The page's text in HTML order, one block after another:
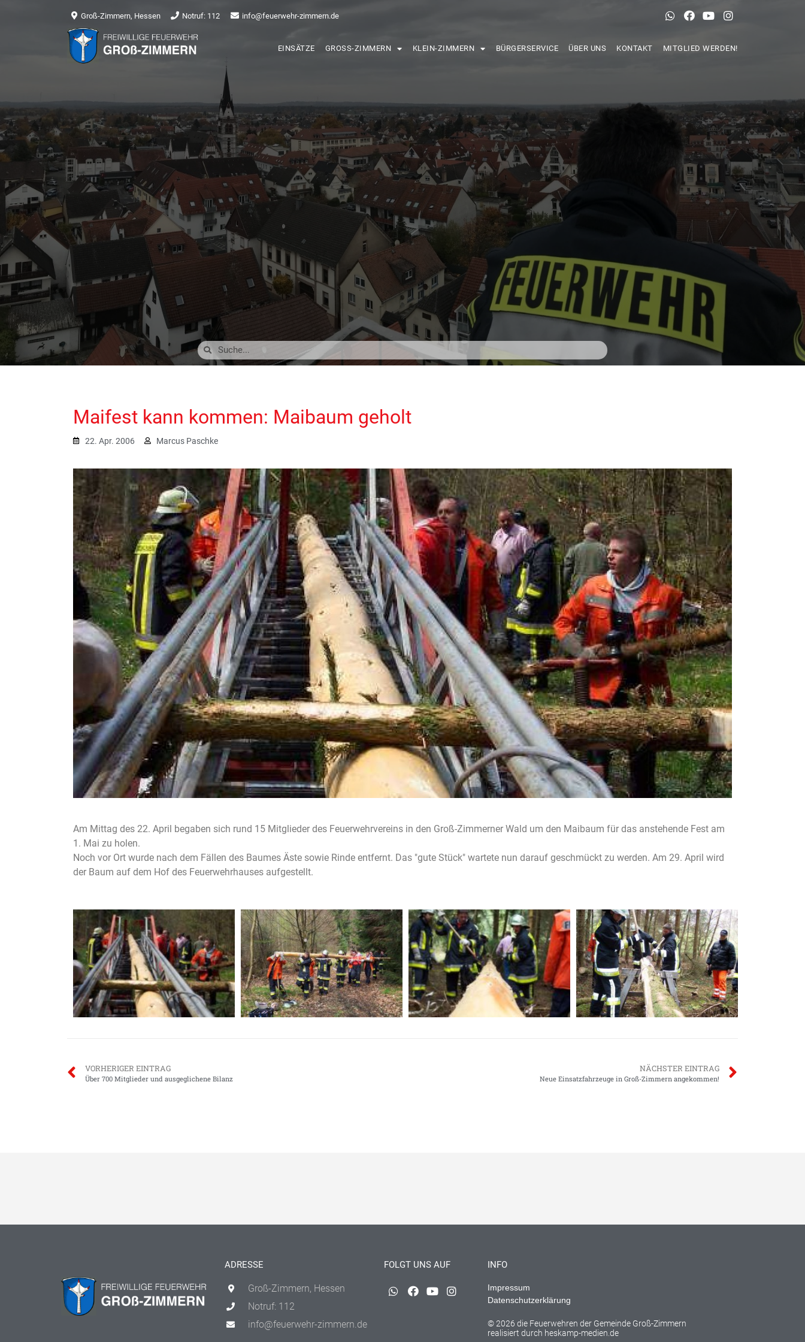
Groß-Zimmern, Hessen Notruf: 112 info@feuerwehr-zimmern.de
EINSÄTZE GROSS-ZIMMERN KLEIN-ZIMMERN BÜRGERSERVICE ÜBER UNS KONTAKT MITGLIED WERDEN!
Maifest kann kommen: Maibaum geholt
22. Apr. 2006 Marcus Paschke
Am Mittag des 22. April begaben sich rund 15 Mitglieder des Feuerwehrvereins in den Groß-Zimmerner Wald um den Maibaum für das anstehende Fest am
1. Mai zu holen.
Noch vor Ort wurde nach dem Fällen des Baumes Äste sowie Rinde entfernt. Das "gute Stück" wartete nun darauf geschmückt zu werden. Am 29. April wird
der Baum auf dem Hof des Feuerwehrhauses aufgestellt.
VORHERIGER EINTRAG
Über 700 Mitglieder und ausgeglichene Bilanz
NÄCHSTER EINTRAG
Neue Einsatzfahrzeuge in Groß-Zimmern angekommen!
ADRESSE
Groß-Zimmern, Hessen
Notruf: 112
info@feuerwehr-zimmern.de
FOLGT UNS AUF INFO
Impressum
Datenschutzerklärung
© 2026 die Feuerwehren der Gemeinde Groß-Zimmern
realisiert durch heskamp-medien.de